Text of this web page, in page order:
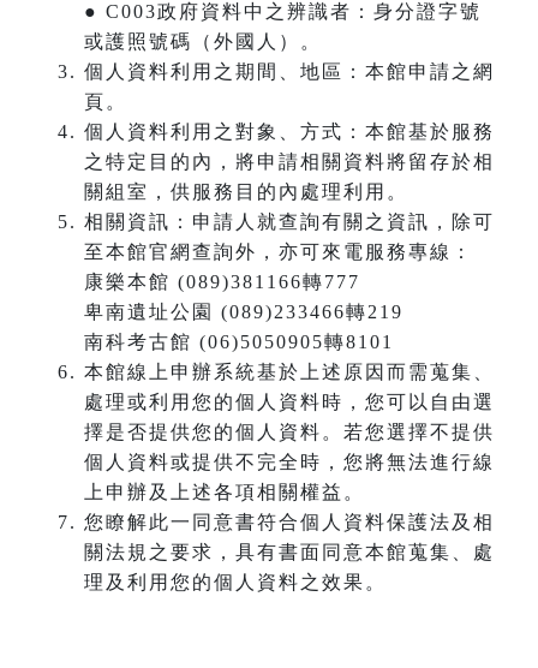
● C003政府資料中之辨識者：身分證字號
或護照號碼（外國人）。
個人資料利用之期間、地區：本館申請之網
頁。
個人資料利用之對象、方式：本館基於服務
之特定目的內，將申請相關資料將留存於相
關組室，供服務目的內處理利用。
相關資訊：申請人就查詢有關之資訊，除可
至本館官網查詢外，亦可來電服務專線：
康樂本館 (089)381166轉777
卑南遺址公園 (089)233466轉219
南科考古館 (06)5050905轉8101
本館線上申辦系統基於上述原因而需蒐集、
處理或利用您的個人資料時，您可以自由選
擇是否提供您的個人資料。若您選擇不提供
個人資料或提供不完全時，您將無法進行線
上申辦及上述各項相關權益。
您瞭解此一同意書符合個人資料保護法及相
關法規之要求，具有書面同意本館蒐集、處
理及利用您的個人資料之效果。